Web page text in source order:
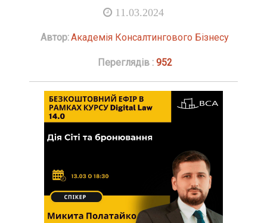
11.03.2024
Автор:Академія Консалтингового Бізнесу
Переглядів : 952